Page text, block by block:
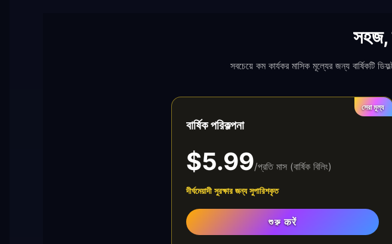
সহজ,
সবচেয়ে কম কার্যকর মাসিক মূল্যের জন্য বার্ষিকটি
সেরা মূল্য
বার্ষিক পরিকল্পনা
$5.99/প্রতি মাস (বার্ষিক বিলিং)
দীর্ঘমেয়াদী সুরক্ষার জন্য সুপারিশকৃত
শুরু करें